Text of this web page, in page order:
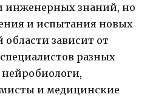
инженерных знаний, но
и испытания новых
области зависит от
разных
нейробиологи,
и медицинские